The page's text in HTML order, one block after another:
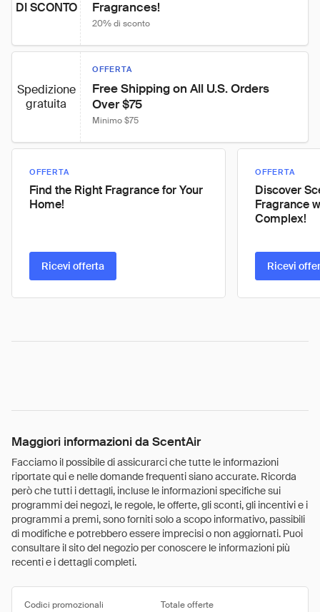
DI SCONTO Fragrances!
20% di sconto
Spedizione
gratuita
OFFERTA
Free Shipping on All U.S. Orders
Over $75
Minimo $75
OFFERTA
Find the Right Fragrance for Your
Home!
Ricevi offerta
OFFERTA
Discover
Fragrance
Complex!
Ricevi
Maggiori informazioni da ScentAir
Facciamo il possibile di assicurarci che tutte le informazioni
riportate qui e nelle domande frequenti siano accurate. Ricorda
però che tutti i dettagli, incluse le informazioni specifiche sui
programmi dei negozi, le regole, le offerte, gli sconti, gli incentivi e i
programmi a premi, sono forniti solo a scopo informativo, passibili
di modifiche e potrebbero essere imprecisi o non aggiornati. Puoi
consultare il sito del negozio per conoscere le informazioni più
recenti e i dettagli completi.
Codici promozionali Totale offerte